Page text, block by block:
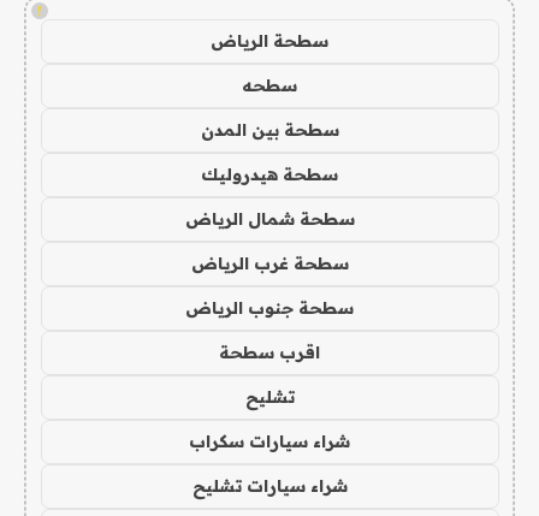
!
سطحة الرياض
سطحه
سطحة بين المدن
سطحة هيدروليك
سطحة شمال الرياض
سطحة غرب الرياض
سطحة جنوب الرياض
اقرب سطحة
تشليح
شراء سيارات سكراب
شراء سيارات تشليح